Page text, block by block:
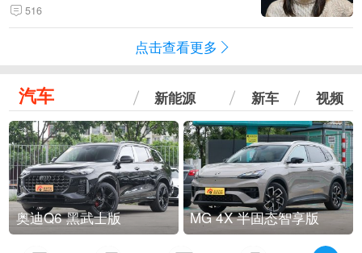
516
点击查看更多
汽车 新能源 新车 视频
奥迪Q6 黑武士版 MG 4X 半固态智享版